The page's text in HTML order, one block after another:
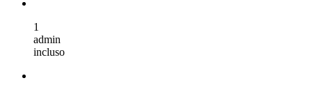
1
admin
incluso